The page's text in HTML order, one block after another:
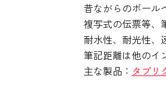
昔ながらのボール
複写式の伝票等、
耐水性、耐光性、
筆記距離は他のイ
主な製品： タプリ